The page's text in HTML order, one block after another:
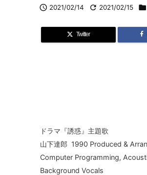
 2021/02/14  2021/02/15 
Twitter
ドラマ『誘惑』主題歌
山下達郎 1990 Produced &
Computer Programming,
Background Vocals